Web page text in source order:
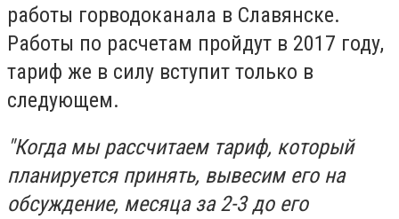
работы горводоканала в Славянске.
Работы по расчетам пройдут в 2017 году,
тариф же в силу вступит только в
следующем.
"Когда мы рассчитаем тариф, который
планируется принять, вывесим его на
обсуждение, месяца за 2-3 до его